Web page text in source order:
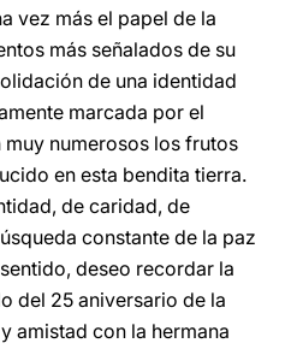
vez más el papel de la
más señalados de su
de una identidad
marcada por el
numerosos los frutos
en esta bendita tierra.
de caridad, de
constante de la paz
deseo recordar la
del 25 aniversario de la
amistad con la hermana